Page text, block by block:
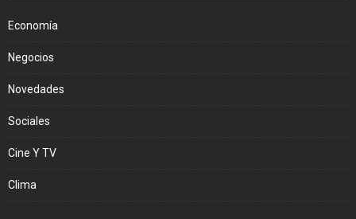
Economía
Negocios
Novedades
Sociales
Cine Y TV
Clima